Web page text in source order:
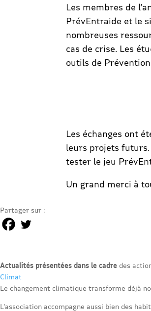
Les membres de
PrévEntraide et le
nombreuses
cas de crise. Les
outils de Prévention
Les échanges ont
leurs projets futurs.
tester le jeu
Un grand merci à
Partager sur :
Actualités présentées dans le cadre des
Climat
Le changement climatique transforme déjà
L’association accompagne aussi bien des